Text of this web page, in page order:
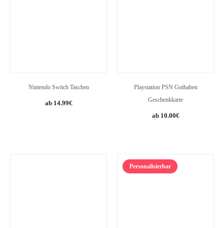
Nintendo Switch Taschen
14.99€
Playstation PSN Guthaben
Geschenkkarte
10.00€
Personalisierbar